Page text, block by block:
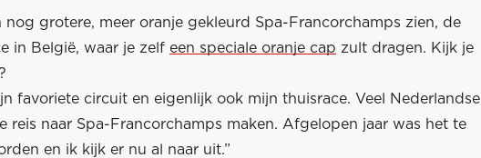
nog grotere, meer oranje gekleurd Spa-Francorchamps zien, de
in België, waar je zelf een speciale oranje cap zult dragen. Kijk je
favoriete circuit en eigenlijk ook mijn thuisrace. Veel Nederlandse
reis naar Spa-Francorchamps maken. Afgelopen jaar was het te
en ik kijk er nu al naar uit.”